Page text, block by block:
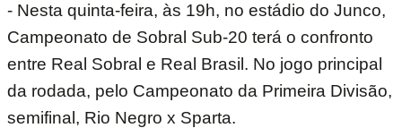
- Nesta quinta-feira, às 19h, no estádio do Junco,
Campeonato de Sobral Sub-20 terá o confronto
entre Real Sobral e Real Brasil. No jogo principal
da rodada, pelo Campeonato da Primeira Divisão,
semifinal, Rio Negro x Sparta.